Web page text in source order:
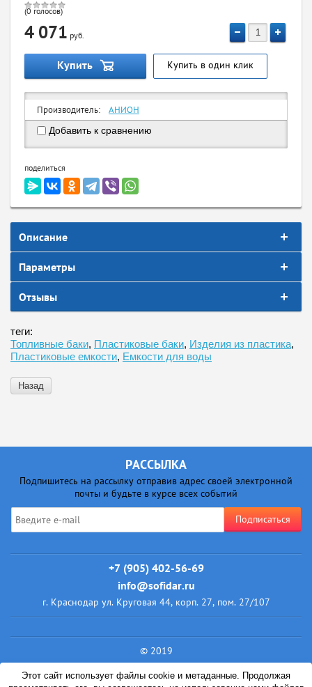
Этот сайт использует файлы cookie и метаданные. Продолжая
(0 голосов)
4 071 руб.
Купить Купить в один клик
Производитель: АНИОН
Добавить к сравнению
поделиться
Описание
Параметры
Отзывы
теги:
Топливные баки, Пластиковые баки, Изделия из пластика,
Пластиковые емкости, Емкости для воды
Назад
РАССЫЛКА
Подпишитесь на рассылку отправив адрес своей электронной
почты и будьте в курсе всех событий
Подписаться
+7 (905) 402-56-69
info@sofidar.ru
г. Краснодар ул. Круговая 44, корп. 27, пом. 27/107
© 2019